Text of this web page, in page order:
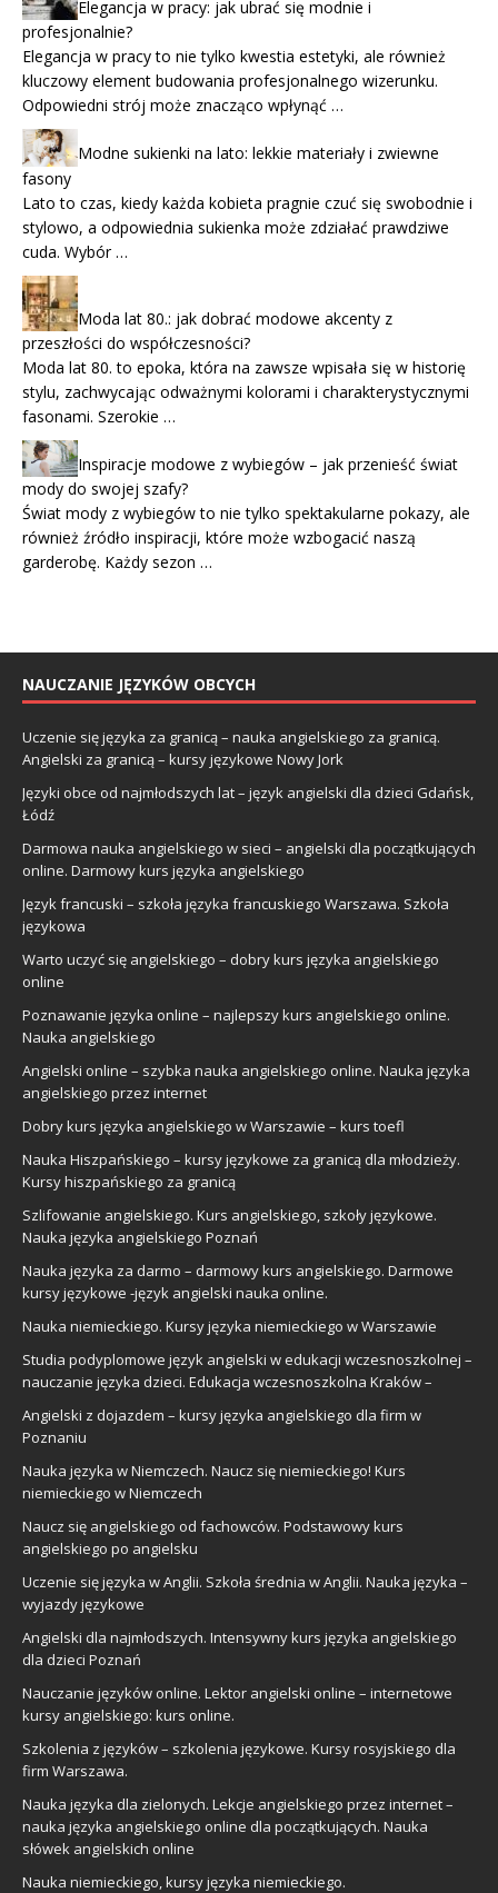
Elegancja w pracy: jak ubrać się modnie i
profesjonalnie?
Elegancja w pracy to nie tylko kwestia estetyki, ale również
kluczowy element budowania profesjonalnego wizerunku.
Odpowiedni strój może znacząco wpłynąć …
Modne sukienki na lato: lekkie materiały i zwiewne
fasony
Lato to czas, kiedy każda kobieta pragnie czuć się swobodnie i
stylowo, a odpowiednia sukienka może zdziałać prawdziwe
cuda. Wybór …
Moda lat 80.: jak dobrać modowe akcenty z
przeszłości do współczesności?
Moda lat 80. to epoka, która na zawsze wpisała się w historię
stylu, zachwycając odważnymi kolorami i charakterystycznymi
fasonami. Szerokie …
Inspiracje modowe z wybiegów – jak przenieść świat
mody do swojej szafy?
Świat mody z wybiegów to nie tylko spektakularne pokazy, ale
również źródło inspiracji, które może wzbogacić naszą
garderobę. Każdy sezon …
NAUCZANIE JĘZYKÓW OBCYCH
Uczenie się języka za granicą – nauka angielskiego za granicą.
Angielski za granicą – kursy językowe Nowy Jork
Języki obce od najmłodszych lat – język angielski dla dzieci Gdańsk,
Łódź
Darmowa nauka angielskiego w sieci – angielski dla początkujących
online. Darmowy kurs języka angielskiego
Język francuski – szkoła języka francuskiego Warszawa. Szkoła
językowa
Warto uczyć się angielskiego – dobry kurs języka angielskiego
online
Poznawanie języka online – najlepszy kurs angielskiego online.
Nauka angielskiego
Angielski online – szybka nauka angielskiego online. Nauka języka
angielskiego przez internet
Dobry kurs języka angielskiego w Warszawie – kurs toefl
Nauka Hiszpańskiego – kursy językowe za granicą dla młodzieży.
Kursy hiszpańskiego za granicą
Szlifowanie angielskiego. Kurs angielskiego, szkoły językowe.
Nauka języka angielskiego Poznań
Nauka języka za darmo – darmowy kurs angielskiego. Darmowe
kursy językowe -język angielski nauka online.
Nauka niemieckiego. Kursy języka niemieckiego w Warszawie
Studia podyplomowe język angielski w edukacji wczesnoszkolnej –
nauczanie języka dzieci. Edukacja wczesnoszkolna Kraków –
Angielski z dojazdem – kursy języka angielskiego dla firm w
Poznaniu
Nauka języka w Niemczech. Naucz się niemieckiego! Kurs
niemieckiego w Niemczech
Naucz się angielskiego od fachowców. Podstawowy kurs
angielskiego po angielsku
Uczenie się języka w Anglii. Szkoła średnia w Anglii. Nauka języka –
wyjazdy językowe
Angielski dla najmłodszych. Intensywny kurs języka angielskiego
dla dzieci Poznań
Nauczanie języków online. Lektor angielski online – internetowe
kursy angielskiego: kurs online.
Szkolenia z języków – szkolenia językowe. Kursy rosyjskiego dla
firm Warszawa.
Nauka języka dla zielonych. Lekcje angielskiego przez internet –
nauka języka angielskiego online dla początkujących. Nauka
słówek angielskich online
Nauka niemieckiego, kursy języka niemieckiego.